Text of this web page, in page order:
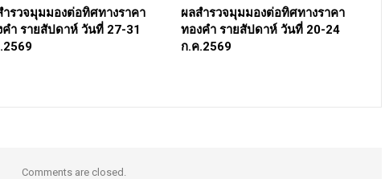
ำรวจมุมมองต่อทิศทางราคา
คำ รายสัปดาห์ วันที่ 27-31
ผลสำรวจมุมมองต่อทิศทางราคา
ทองคำ รายสัปดาห์ วันที่ 20-24
ก.ค.2569
Comments are closed.